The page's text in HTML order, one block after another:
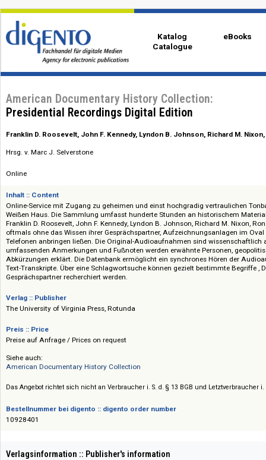
Katalog
Catalogue
American Documentary History Collection:
Franklin D. Roosevelt, John F. Kennedy, Lyndon B. Johnson, Richard
Hrsg. v. Marc J. Selverstone
Online
Inhalt :: Content
Online-Service mit Zugang zu geheimen und einst hochgradig
Weißen Haus. Die Sammlung umfasst hunderte Stunden an
Franklin D. Roosevelt, John F. Kennedy, Lyndon B. Johnson, Richard M.
oftmals ohne das Wissen ihrer Gesprächspartner,
Telefonen anbringen ließen. Die Original-Audioaufnahmen sind
umfassenden Anmerkungen und Fußnoten werden erwähnte Personen,
Text-Transkripte. Über eine Schlagwortsuche können gezielt bestimmte
Gesprächspartner recherchiert werden.
Verlag :: Publisher
The University of Virginia Press, Rotunda
Preis :: Price
American Documentary History Collection
Bestellnummer bei digento :: digento order number